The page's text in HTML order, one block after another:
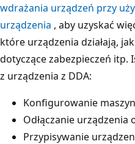
wdrażania urządzeń przy
urządzenia , aby uzyskać
które urządzenia działają,
dotyczące zabezpieczeń
z urządzenia z DDA:
Konfigurowanie
Odłączanie urządzenia
Przypisywanie